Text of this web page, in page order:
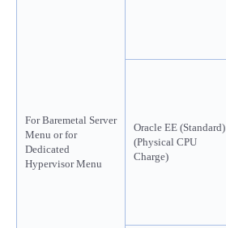
For Baremetal Server
Menu or for
Dedicated
Hypervisor Menu
Oracle EE (Standard)
(Physical CPU
Charge)